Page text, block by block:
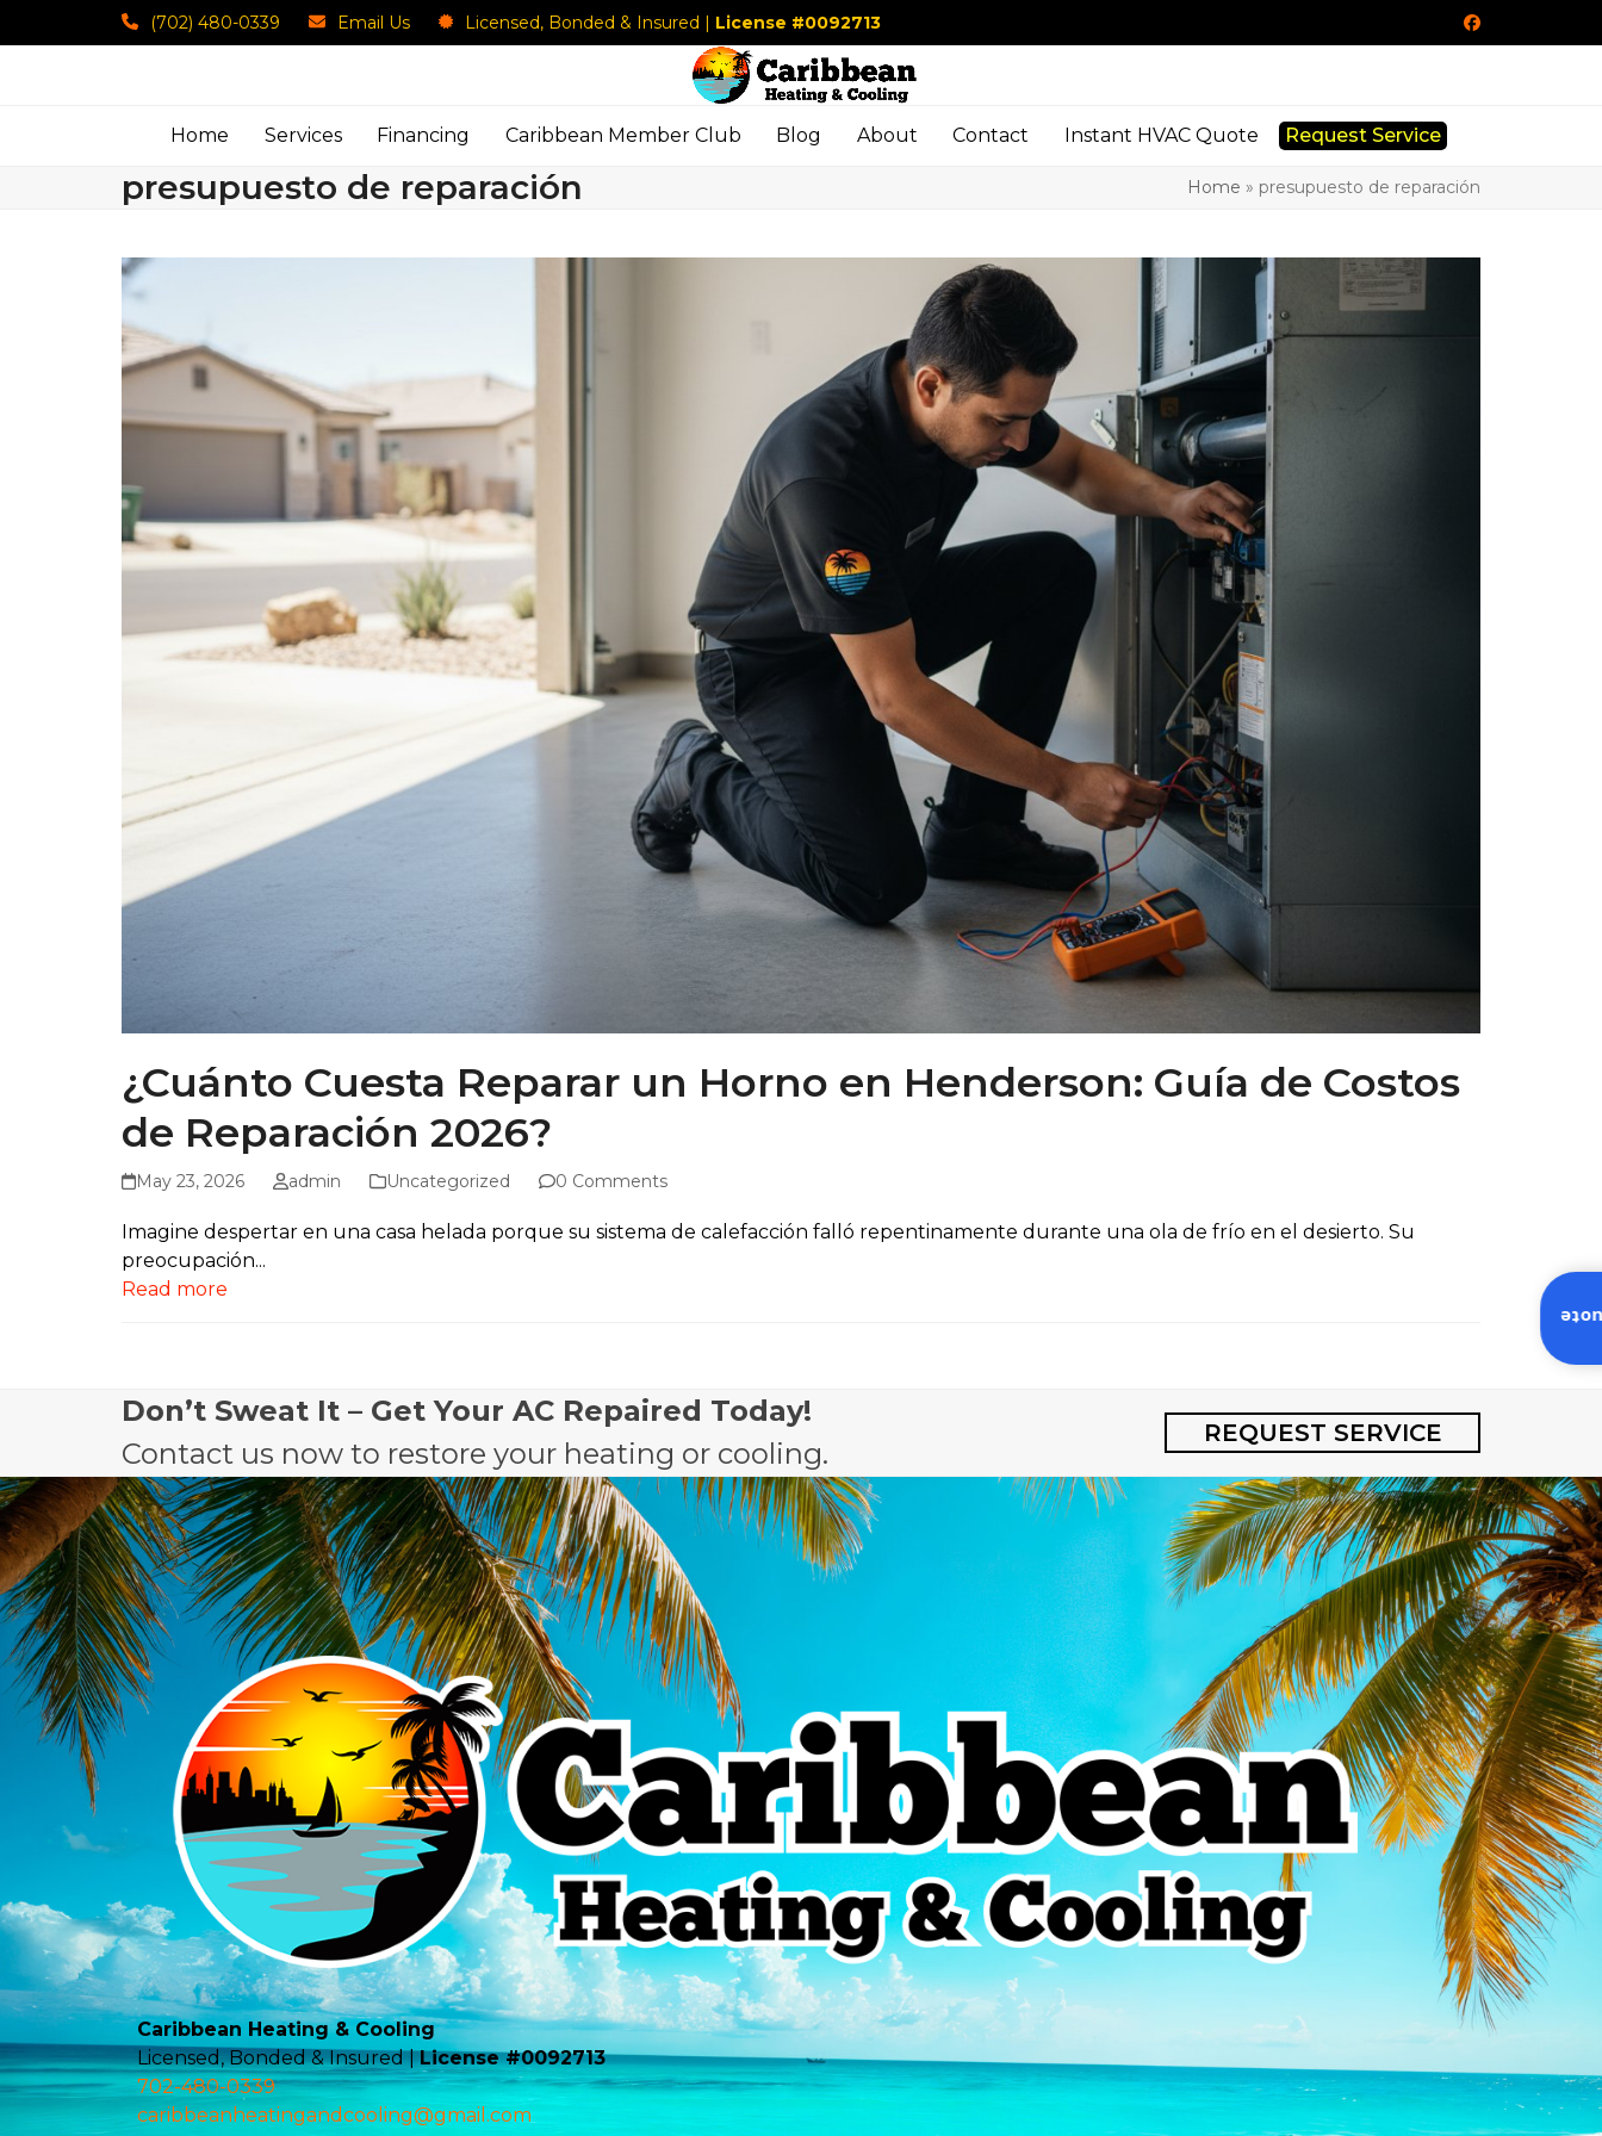
to
(702) 480-0339 Email Us Licensed, Bonded & Insured | License #0092713 Facebook
Home Services Financing Caribbean Member Club Blog About Contact Instant HVAC Quote Request Service
presupuesto de reparación Home » presupuesto de reparación
¿Cuánto Cuesta Reparar un Horno en Henderson: Guía de Costos
de Reparación 2026?
May 23, 2026 admin Uncategorized 0 Comments
Imagine despertar en una casa helada porque su sistema de calefacción falló repentinamente durante una ola de frío en el desierto. Su
preocupación...
Read more
Don’t Sweat It – Get Your AC Repaired Today!
Contact us now to restore your heating or cooling.
REQUEST SERVICE
Caribbean Heating & Cooling
Licensed, Bonded & Insured |License #0092713
702-480-0339
caribbeanheatingandcooling@gmail.com